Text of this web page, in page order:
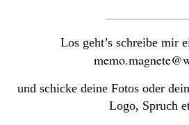
Los geht’s schreibe mir
me
und schicke deine Fotos oder
Logo, Spruch